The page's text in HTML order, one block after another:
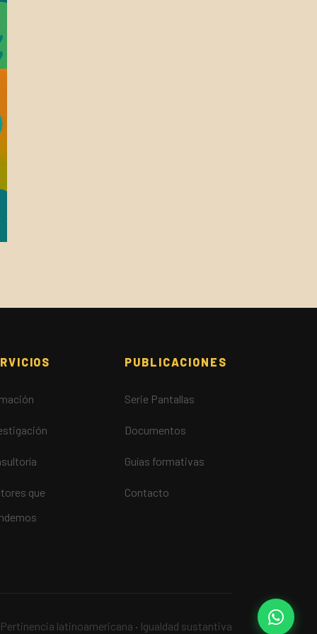
que
PUBLICACIONES
Serie Pantallas
Documentos
Guías formativas
Contacto
Pertinencia latinoamericana · Igualdad sustantiva